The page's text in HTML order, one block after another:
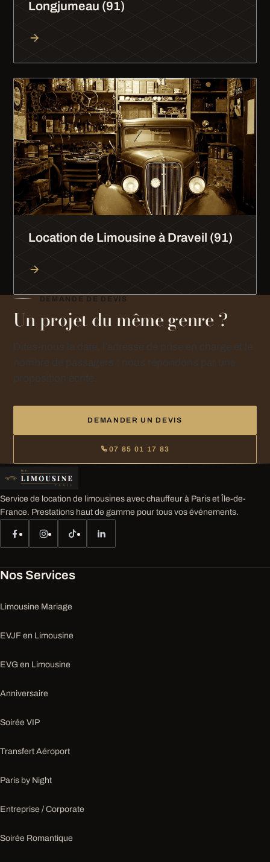
Longjumeau (91)
Location de Limousine à Draveil (91)
DEMANDE DE DEVIS
Un projet du même genre ?
DEMANDER UN DEVIS
07 85 01 17 83
Service de location de limousines avec chauffeur à Paris et Île-de-
France. Prestations haut de gamme pour tous vos événements.
Nos Services
Limousine Mariage
EVJF en Limousine
EVG en Limousine
Anniversaire
Soirée VIP
Transfert Aéroport
Paris by Night
Entreprise / Corporate
Soirée Romantique